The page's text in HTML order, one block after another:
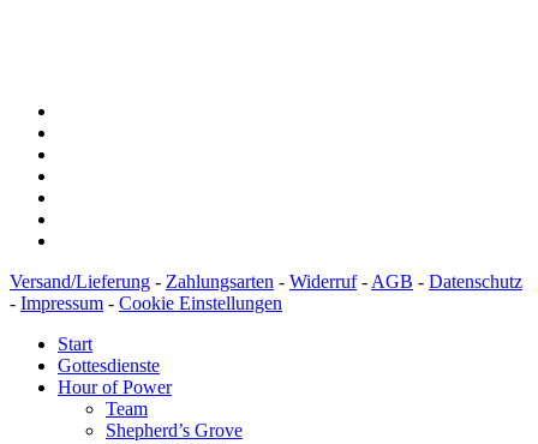
Versand/Lieferung - Zahlungsarten - Widerruf- AGB - Datenschutz
- Impressum - Cookie Einstellungen
Start
Gottesdienste
Hour of Power
Team
Shepherd’s Grove